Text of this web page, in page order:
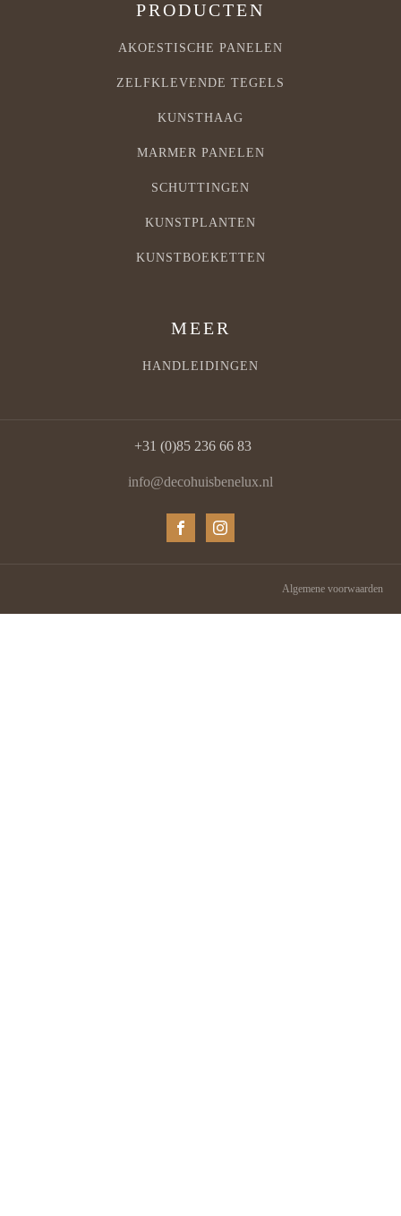
PRODUCTEN
AKOESTISCHE PANELEN
ZELFKLEVENDE TEGELS
KUNSTHAAG
MARMER PANELEN
SCHUTTINGEN
KUNSTPLANTEN
KUNSTBOEKETTEN
MEER
HANDLEIDINGEN
+31 (0)85 236 66 83
info@decohuisbenelux.nl
Algemene voorwaarden